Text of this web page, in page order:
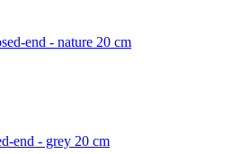
end - nature 20 cm
end - grey 20 cm